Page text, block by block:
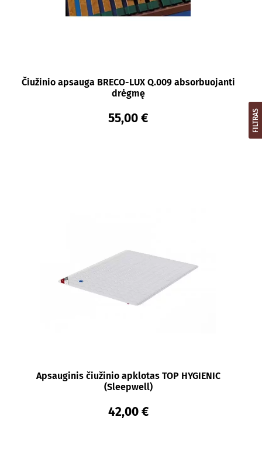
Čiužinio apsauga BRECO-LUX Q.009 absorbuojanti
drėgmę
55,00 €
Apsauginis čiužinio apklotas TOP HYGIENIC
(Sleepwell)
42,00 €
FILTRAS